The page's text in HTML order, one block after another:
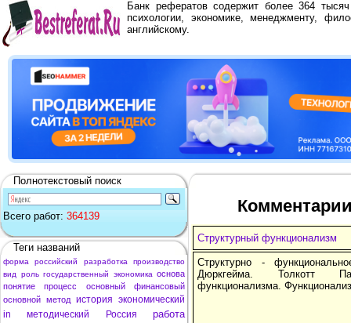
Банк рефератов содержит более 364
психологии, экономике, менеджменту,
английскому.
Полнотекстовый поиск
Всего работ: 364139
Теги названий
форма российский разработка
производство
вид
роль государственный экономика основа
понятие
процесс основный
финансовый
основной метод история экономический
in
методический Россия
работа
Структурный функционализм
Структурно -
Дюркгейма. Толкотт
функционализма.